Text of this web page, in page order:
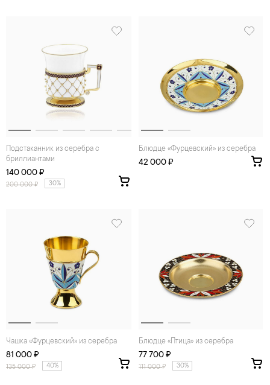
Подстаканник из серебра с
бриллиантами
140 000 ₽
200 000₽ 30%
Блюдце «Фурцевский» из серебра
42 000 ₽
Чашка «Фурцевский» из серебра
81 000 ₽
135 000₽ 40%
Блюдце «Птица» из серебра
77 700 ₽
111 000₽ 30%